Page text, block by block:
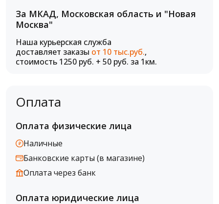
За МКАД, Московская область и "Новая
Москва"
Наша курьерская служба
доставляет заказы от 10 тыс.руб.,
стоимость 1250 руб. + 50 руб. за 1км.
Оплата
Оплата физические лица
Наличные
Банковские карты (в магазине)
Оплата через банк
Оплата юридические лица